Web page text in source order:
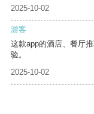
2025-10-02
游客
这款app的酒店、餐厅
验。
2025-10-02